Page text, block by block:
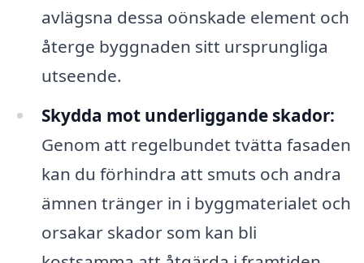
avlägsna dessa oönskade element och
återge byggnaden sitt ursprungliga
utseende.
Skydda mot underliggande skador:
Genom att regelbundet tvätta fasaden
kan du förhindra att smuts och andra
ämnen tränger in i byggmaterialet och
orsakar skador som kan bli